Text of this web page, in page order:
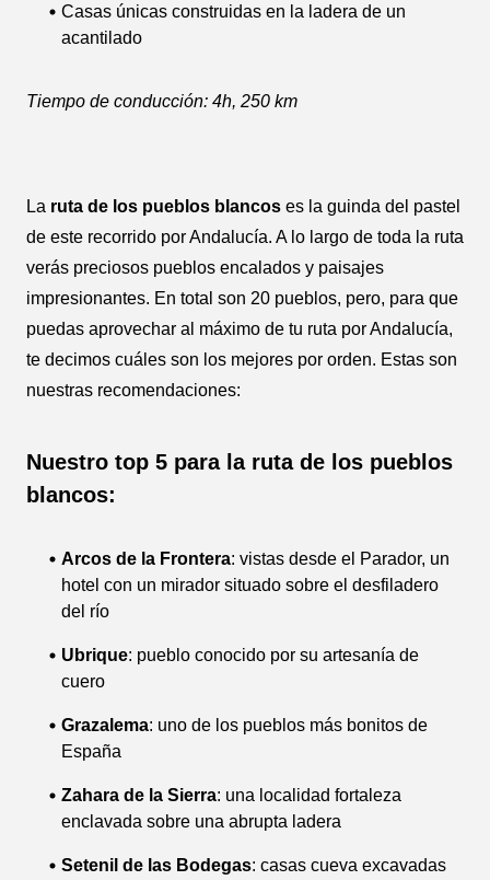
Casas únicas construidas en la ladera de un
acantilado
Tiempo de conducción: 4h, 250 km
La ruta de los pueblos blancos es la guinda del pastel
de este recorrido por Andalucía. A lo largo de toda la ruta
verás preciosos pueblos encalados y paisajes
impresionantes. En total son 20 pueblos, pero, para que
puedas aprovechar al máximo de tu ruta por Andalucía,
te decimos cuáles son los mejores por orden. Estas son
nuestras recomendaciones:
Nuestro top 5 para la ruta de los pueblos
blancos:
Arcos de la Frontera: vistas desde el Parador, un
hotel con un mirador situado sobre el desfiladero
del río
Ubrique: pueblo conocido por su artesanía de
cuero
Grazalema: uno de los pueblos más bonitos de
España
Zahara de la Sierra: una localidad fortaleza
enclavada sobre una abrupta ladera
Setenil de las Bodegas: casas cueva excavadas